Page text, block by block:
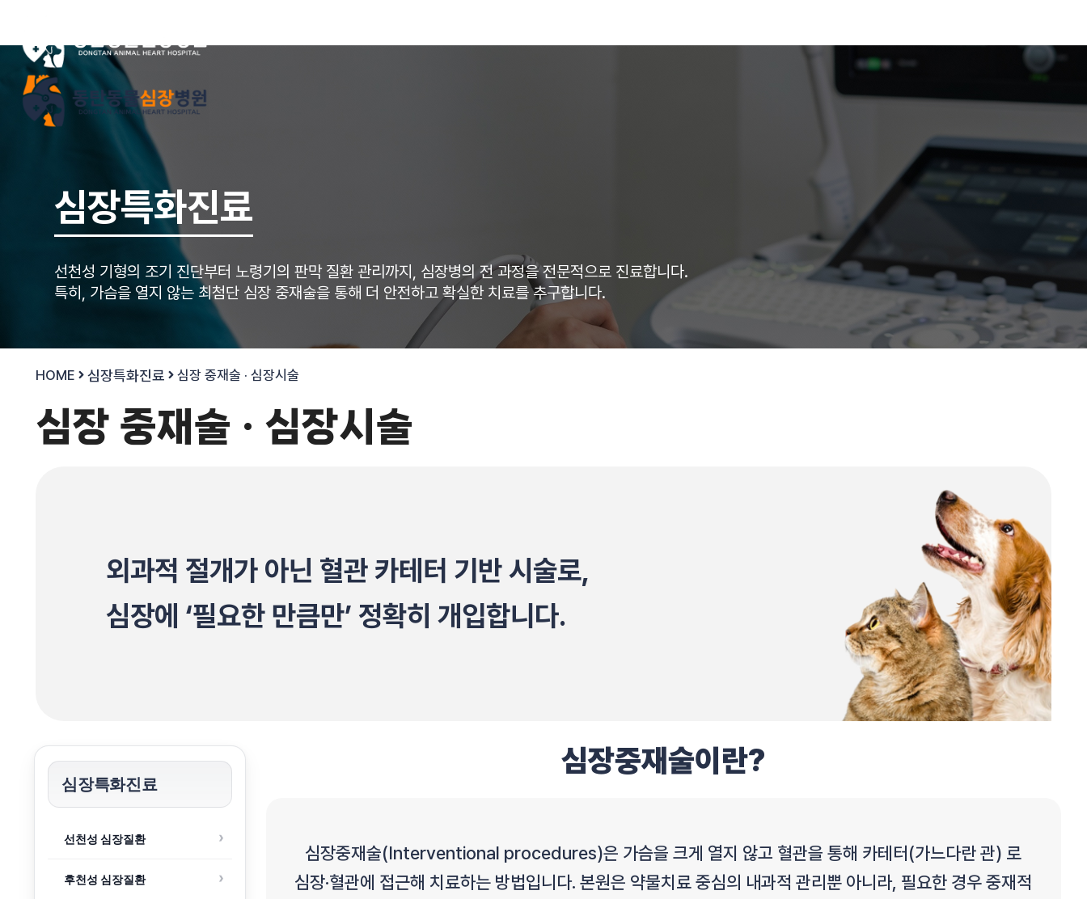
심장특화진료
선천성 기형의 조기 진단부터 노령기의 판막 질환 관리까지, 심장병의 전 과정을 전문적으로 진료합니다.
특히, 가슴을 열지 않는 최첨단 심장 중재술을 통해 더 안전하고 확실한 치료를 추구합니다.
HOME 심장특화진료 심장 중재술 · 심장시술
심장 중재술 · 심장시술
외과적 절개가 아닌 혈관 카테터 기반 시술로,
심장에 ‘필요한 만큼만’ 정확히 개입합니다.
심장특화진료
선천성 심장질환
후천성 심장질환
심장중재술이란?
심장중재술(Interventional procedures)은 가슴을 크게 열지 않고 혈관을 통해 카테터(가느다란 관) 로
심장·혈관에 접근해 치료하는 방법입니다. 본원은 약물치료 중심의 내과적 관리뿐 아니라, 필요한 경우 중재적